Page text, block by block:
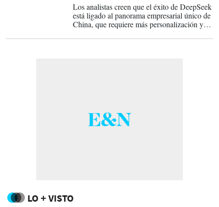
Los analistas creen que el éxito de DeepSeek
está ligado al panorama empresarial único de
China, que requiere más personalización y
LO + VISTO